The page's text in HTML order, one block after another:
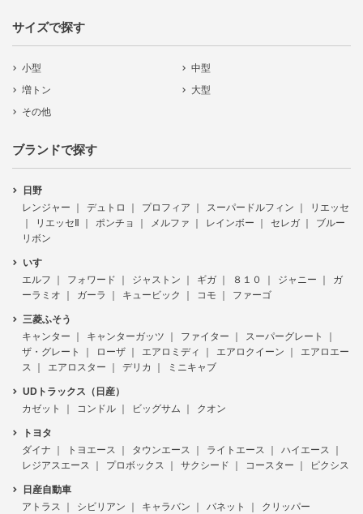
サイズで探す
小型
中型
増トン
大型
その他
ブランドで探す
日野
レンジャー
デュトロ プロフィア スーパードルフィン
リエッセ
リエッセⅡ
ポンチョ メルファ レインボー セレガ
ブルー
リボン
いすゞ
エルフ
フォワード ジャストン ギガ ８１０ ジャニー
ガ
ーラミオ
ガーラ キュービック コモ ファーゴ
三菱ふそう
キャンター
キャンターガッツ ファイター
スーパーグレート
ザ・グレート
ローザ エアロミディ エアロクイーン
エアロエー
ス
エアロスター デリカ ミニキャブ
UDトラックス（日産）
カゼット
コンドル ビッグサム クオン
トヨタ
ダイナ
トヨエース タウンエース ライトエース
ハイエース
レジアスエース
プロボックス サクシード コースター ピクシス
日産自動車
アトラス
シビリアン キャラバン バネット クリッパー